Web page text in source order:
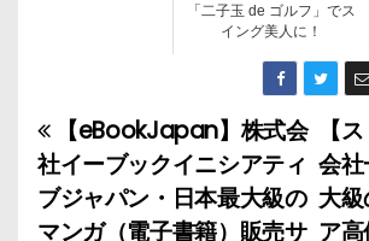
「二子玉 de ゴルフ」でス
イング美人に！
投
稿
【
会
大
ア
【eBookJapan】株式会
社イーブックイニシアティ
ブジャパン・日本最大級の
マンガ（電子書籍）販売サ